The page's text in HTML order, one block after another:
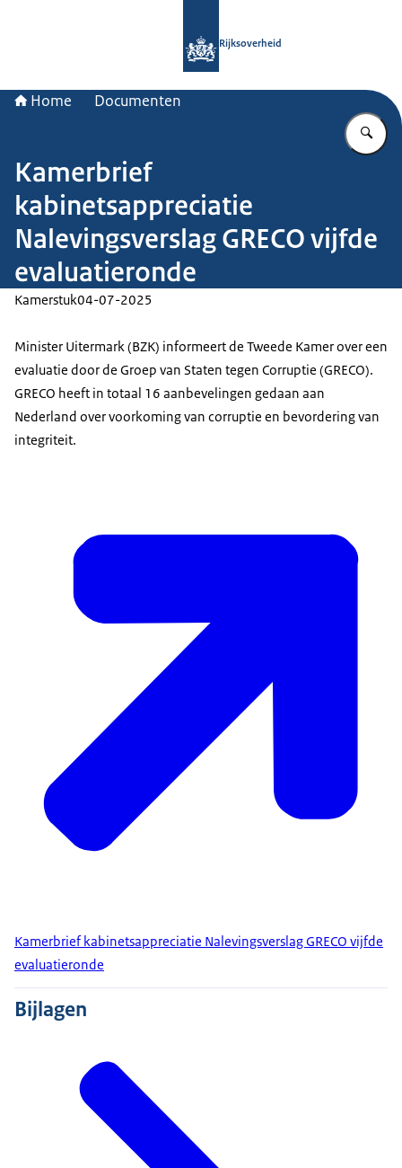
Rijksoverheid
Home Documenten
Kamerbrief
kabinetsappreciatie
Nalevingsverslag GRECO vijfde
evaluatieronde
Kamerstuk04-07-2025
Minister Uitermark (BZK) informeert de Tweede Kamer over een
evaluatie door de Groep van Staten tegen Corruptie (GRECO).
GRECO heeft in totaal 16 aanbevelingen gedaan aan
Nederland over voorkoming van corruptie en bevordering van
integriteit.
Kamerbrief kabinetsappreciatie Nalevingsverslag GRECO vijfde
evaluatieronde
Bijlagen